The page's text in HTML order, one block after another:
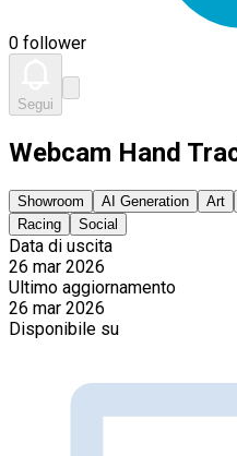
0 follower
Segui
Webcam Hand
Showroom AI Generation Art
Racing
Social
Data di uscita
26 mar 2026
Ultimo aggiornamento
26 mar 2026
Disponibile su